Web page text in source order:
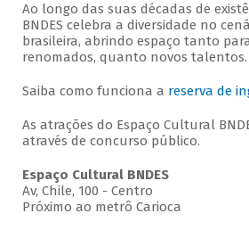
Ao longo das suas décadas de
BNDES celebra a diversidade no
brasileira, abrindo espaço tanto
renomados, quanto novos talentos.
Saiba como funciona a reserva de
As atrações do Espaço Cultural
através de concurso público.
Espaço Cultural BNDES
Av, Chile, 100 - Centro
Próximo ao metrô Carioca